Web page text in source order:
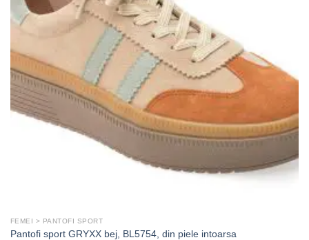
FEMEI > PANTOFI SPORT
Pantofi sport GRYXX bej, BL5754, din piele intoarsa